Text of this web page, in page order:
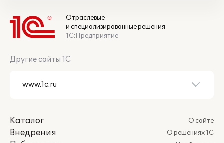
Отраслевые
и специализированные решения
1С:Предприятие
Другие сайты 1С
Каталог
Внедрения
О сайте
О решениях 1С